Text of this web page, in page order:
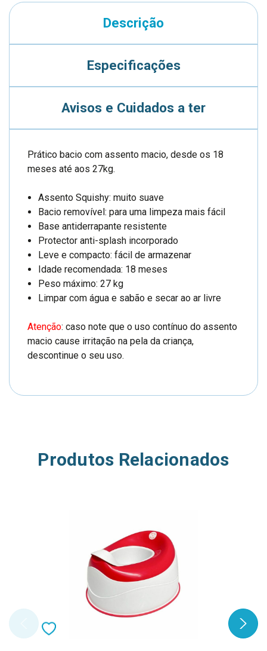
Descrição
Especificações
Avisos e Cuidados a ter
Prático bacio com assento macio, desde os 18
meses até aos 27kg.
Assento Squishy: muito suave
Bacio removível: para uma limpeza mais fácil
Base antiderrapante resistente
Protector anti-splash incorporado
Leve e compacto: fácil de armazenar
Idade recomendada: 18 meses
Peso máximo: 27 kg
Limpar com água e sabão e secar ao ar livre
Atenção: caso note que o uso contínuo do assento
macio cause irritação na pela da criança,
descontinue o seu uso.
Produtos Relacionados